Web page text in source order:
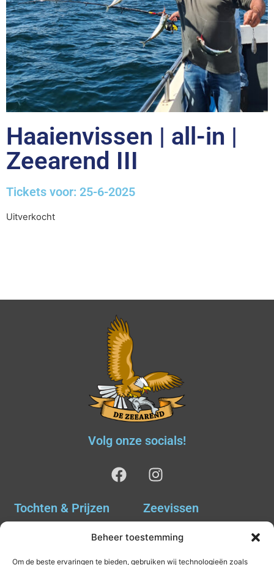
Beheer toestemming
Om de beste ervaringen te bieden, gebruiken wij technologieën zoals
Haaienvissen | all-in |
Zeearend III
Tickets voor: 25-6-2025
Uitverkocht
Volg onze socials!
Tochten & Prijzen Zeevissen
Tochten & Prijzen